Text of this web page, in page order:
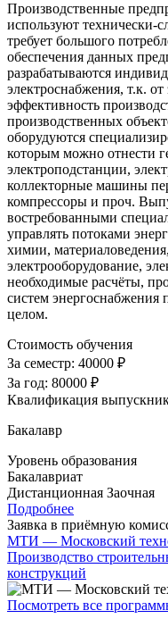
Производственные
используют технически-
требует большого
обеспечения данных
разрабатываются
электроснабжения, т.к.
эффективность
производственных
оборудуются
которым можно отнести
электроподстанции,
коллекторные машины
компрессоры и проч.
востребованными
управлять потоками
химии,
электрооборудование,
необходимые расчёты,
систем энергоснабжения
целом.
Стоимость обучения
За семестр: 40000 ₽
За год: 80000 ₽
Квалификация
Бакалавр
Уровень образования
Бакалавриат
Дистанционная Заочная
Подробнее
Заявка в приёмную
МТИ — Московский
Производство
конструкций
Посмотреть все